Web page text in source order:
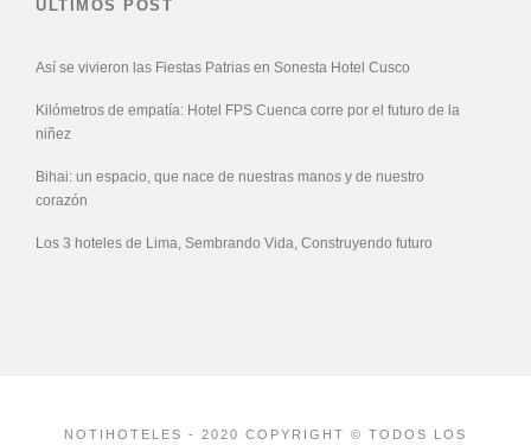
ÚLTIMOS POST
Así se vivieron las Fiestas Patrias en Sonesta Hotel Cusco
Kilómetros de empatía: Hotel FPS Cuenca corre por el futuro de la
niñez
Bihai: un espacio, que nace de nuestras manos y de nuestro
corazón
Los 3 hoteles de Lima, Sembrando Vida, Construyendo futuro
NOTIHOTELES - 2020 COPYRIGHT © TODOS LOS